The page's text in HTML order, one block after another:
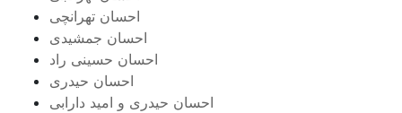
احسان تهرانچی
احسان جمشیدی
احسان حسینی راد
احسان حیدری
احسان حیدری و امید دارابی